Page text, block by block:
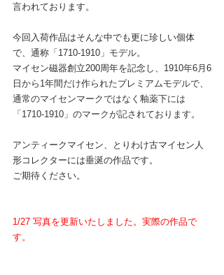
言われております。
今回入荷作品はそんな中でも更に珍しい個体
で、 通称「1710-1910」モデル。
マイセン磁器創立200周年を記念し、 1910年6月6
日から1年間だけ作られたプレミアムモデルで、
通常のマイセンマークではなく釉薬下には
「1710-1910」のマークが記されております。
アンティークマイセン、とりわけ古マイセン人
形コレクターには垂涎の作品です。
ご期待ください。
1/27 写真を更新いたしました。実際の作品で
す。